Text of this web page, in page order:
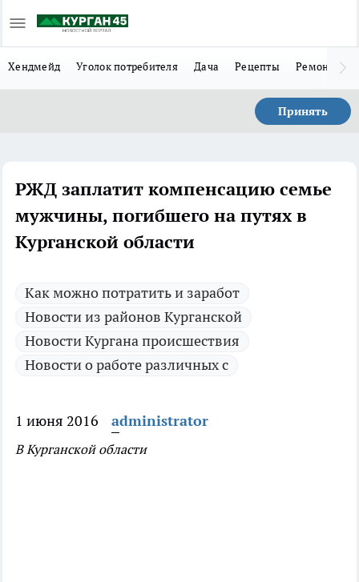
Хендмейд Уголок потребителя Дача Рецепты Ремонт
Принять
РЖД заплатит компенсацию семье
мужчины, погибшего на путях в
Курганской области
Как можно потратить и заработ
Новости из районов Курганской
Новости Кургана происшествия
Новости о работе различных с
1 июня 2016 administrator
В Курганской области